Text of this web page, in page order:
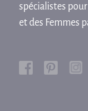
spécialistes
et des Femmes